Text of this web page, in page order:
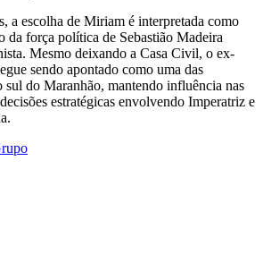
a escolha de Miriam é interpretada como
da força política de Sebastião Madeira
Mesmo deixando a Casa Civil, o ex-
sendo apontado como uma das
sul do Maranhão, mantendo influência nas
estratégicas envolvendo Imperatriz e